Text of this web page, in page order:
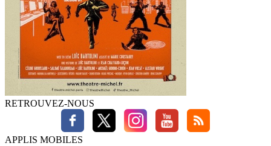
RETROUVEZ-NOUS
APPLIS MOBILES